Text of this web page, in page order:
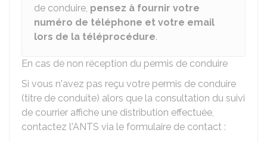
de conduire, pensez à fournir votre
numéro de téléphone et votre email
lors de la téléprocédure.
En cas de non réception du permis de conduire
Si vous n'avez pas reçu votre permis de conduire
(titre de conduite) alors que la consultation du suivi
de courrier affiche une distribution effectuée,
contactez l'ANTS via le formulaire de contact :